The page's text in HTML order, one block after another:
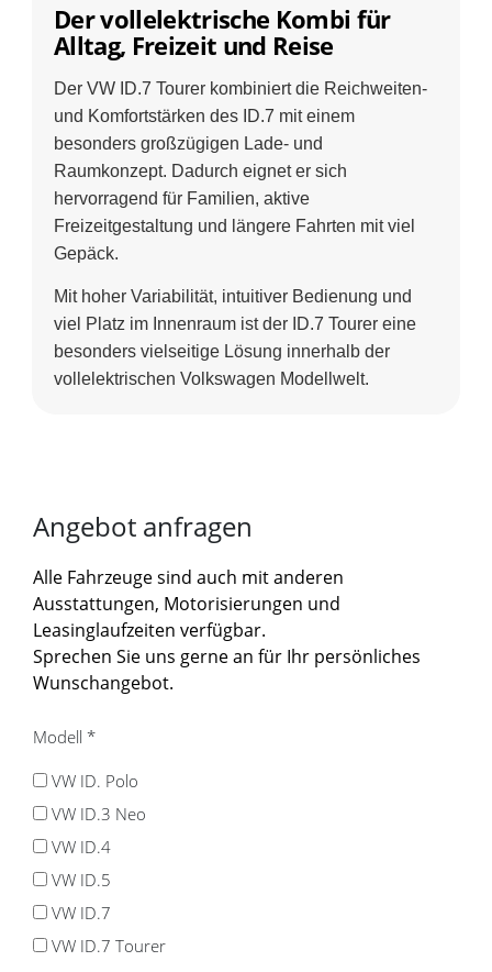
Der vollelektrische Kombi für
Alltag, Freizeit und Reise
Der VW ID.7 Tourer kombiniert die Reichweiten-
und Komfortstärken des ID.7 mit einem
besonders großzügigen Lade- und
Raumkonzept. Dadurch eignet er sich
hervorragend für Familien, aktive
Freizeitgestaltung und längere Fahrten mit viel
Gepäck.
Mit hoher Variabilität, intuitiver Bedienung und
viel Platz im Innenraum ist der ID.7 Tourer eine
besonders vielseitige Lösung innerhalb der
vollelektrischen Volkswagen Modellwelt.
Angebot anfragen
Alle Fahrzeuge sind auch mit anderen
Ausstattungen, Motorisierungen und
Leasinglaufzeiten verfügbar.
Sprechen Sie uns gerne an für Ihr persönliches
Wunschangebot.
Modell *
VW ID. Polo
VW ID.3 Neo
VW ID.4
VW ID.5
VW ID.7
VW ID.7 Tourer